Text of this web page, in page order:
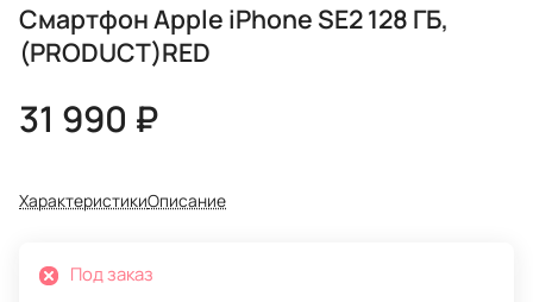
Смартфон Apple iPhone SE2 128 ГБ,
(PRODUCT)RED
31 990 ₽
ХарактеристикиОписание
Под заказ